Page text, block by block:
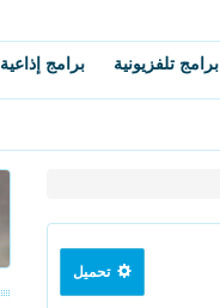
برامج تلفزيونية برامج إذاعية
تحميل